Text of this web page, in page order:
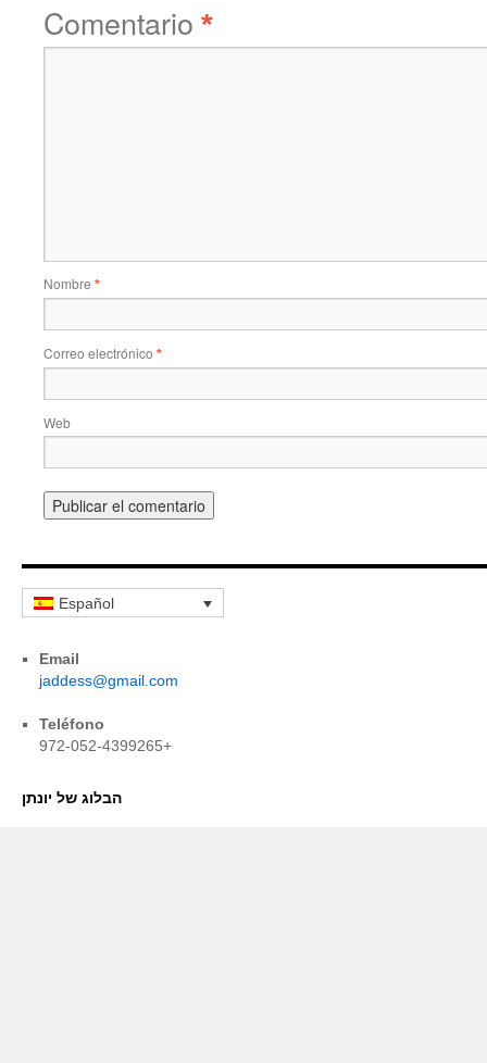
Comentario *
Nombre *
Correo electrónico *
Web
Español
Email
jaddess@gmail.com
Teléfono
972-052-4399265+
הבלוג של יונתן